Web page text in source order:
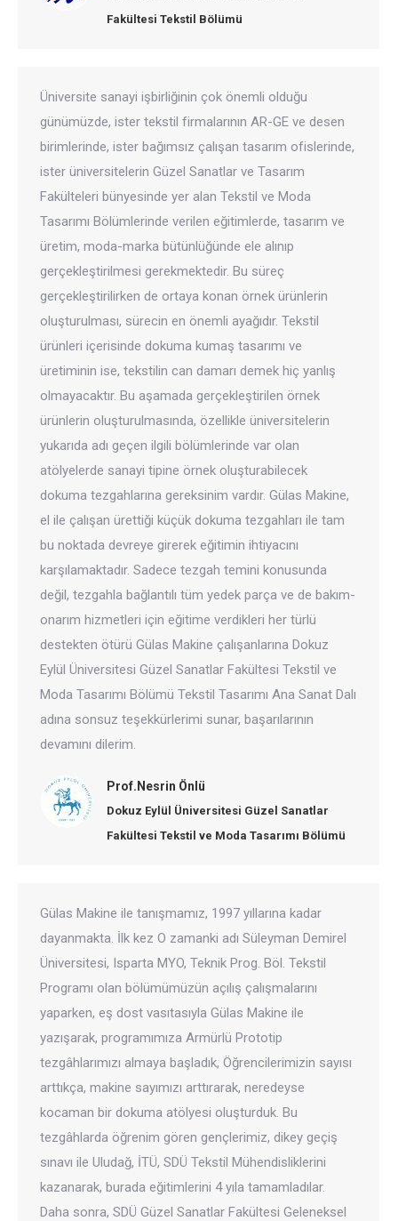
Fakültesi Tekstil Bölümü
Üniversite sanayi işbirliğinin çok önemli olduğu
günümüzde, ister tekstil firmalarının AR-GE ve desen
birimlerinde, ister bağımsız çalışan tasarım ofislerinde,
ister üniversitelerin Güzel Sanatlar ve Tasarım
Fakülteleri bünyesinde yer alan Tekstil ve Moda
Tasarımı Bölümlerinde verilen eğitimlerde, tasarım ve
üretim, moda-marka bütünlüğünde ele alınıp
gerçekleştirilmesi gerekmektedir. Bu süreç
gerçekleştirilirken de ortaya konan örnek ürünlerin
oluşturulması, sürecin en önemli ayağıdır. Tekstil
ürünleri içerisinde dokuma kumaş tasarımı ve
üretiminin ise, tekstilin can damarı demek hiç yanlış
olmayacaktır. Bu aşamada gerçekleştirilen örnek
ürünlerin oluşturulmasında, özellikle üniversitelerin
yukarıda adı geçen ilgili bölümlerinde var olan
atölyelerde sanayi tipine örnek oluşturabilecek
dokuma tezgahlarına gereksinim vardır. Gülas Makine,
el ile çalışan ürettiği küçük dokuma tezgahları ile tam
bu noktada devreye girerek eğitimin ihtiyacını
karşılamaktadır. Sadece tezgah temini konusunda
değil, tezgahla bağlantılı tüm yedek parça ve de bakım-
onarım hizmetleri için eğitime verdikleri her türlü
destekten ötürü Gülas Makine çalışanlarına Dokuz
Eylül Üniversitesi Güzel Sanatlar Fakültesi Tekstil ve
Moda Tasarımı Bölümü Tekstil Tasarımı Ana Sanat Dalı
adına sonsuz teşekkürlerimi sunar, başarılarının
devamını dilerim.
Prof.Nesrin Önlü
Dokuz Eylül Üniversitesi Güzel Sanatlar
Fakültesi Tekstil ve Moda Tasarımı Bölümü
Gülas Makine ile tanışmamız, 1997 yıllarına kadar
dayanmakta. İlk kez O zamanki adı Süleyman Demirel
Üniversitesi, Isparta MYO, Teknik Prog. Böl. Tekstil
Programı olan bölümümüzün açılış çalışmalarını
yaparken, eş dost vasıtasıyla Gülas Makine ile
yazışarak, programımıza Armürlü Prototip
tezgâhlarımızı almaya başladık, Öğrencilerimizin sayısı
arttıkça, makine sayımızı arttırarak, neredeyse
kocaman bir dokuma atölyesi oluşturduk. Bu
tezgâhlarda öğrenim gören gençlerimiz, dikey geçiş
sınavı ile Uludağ, İTÜ, SDÜ Tekstil Mühendisliklerini
kazanarak, burada eğitimlerini 4 yıla tamamladılar.
Daha sonra, SDÜ Güzel Sanatlar Fakültesi Geleneksel